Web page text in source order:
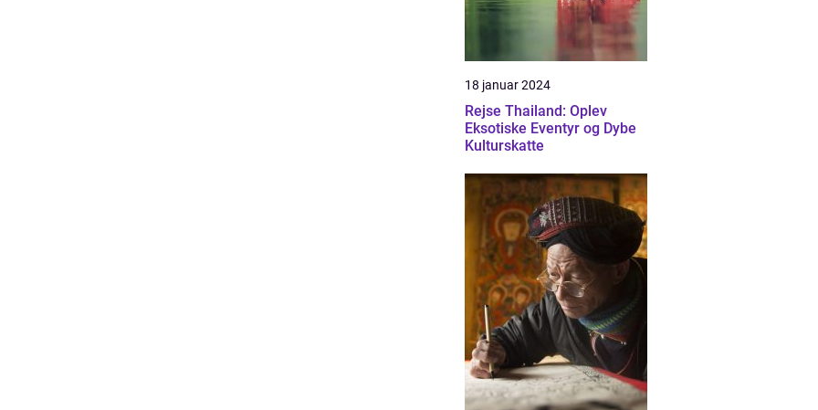
18 januar 2024
Rejse Thailand: Oplev
Eksotiske Eventyr og Dybe
Kulturskatte